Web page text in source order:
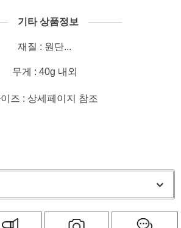
기타 상품정보 ─────
재질 : 원단...
무게 : 40g 내외
즈 : 상세페이지 참조